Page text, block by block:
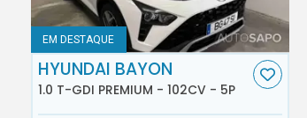
EM DESTAQUE
HYUNDAI BAYON
1.0 T-GDI PREMIUM - 102CV - 5P